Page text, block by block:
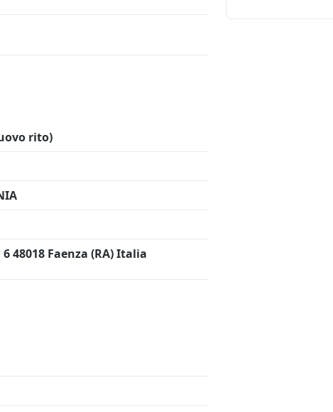
rito)
48018 Faenza (RA) Italia